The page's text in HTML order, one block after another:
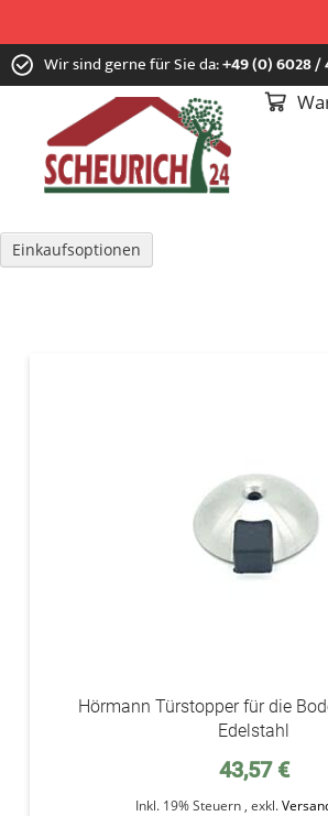
Zum
Inhalt Wir sind gerne für Sie da:+49 (0) 6028 /
Hörmann Türstopper für die
Edelstahl
43,57 €
Inkl. 19% Steuern , exkl.
Einkaufsoptionen